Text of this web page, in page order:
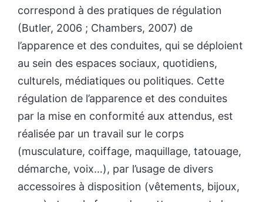
correspond à des pratiques de régulation
(Butler, 2006 ; Chambers, 2007) de
l’apparence et des conduites, qui se déploient
au sein des espaces sociaux, quotidiens,
culturels, médiatiques ou politiques. Cette
régulation de l’apparence et des conduites
par la mise en conformité aux attendus, est
réalisée par un travail sur le corps
(musculature, coiffage, maquillage, tatouage,
démarche, voix…), par l’usage de divers
accessoires à disposition (vêtements, bijoux,